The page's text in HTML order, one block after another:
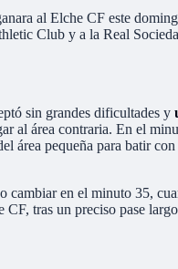
al Elche CF este
Club y a la Real
sin grandes dificultades y
al área contraria. En el
área pequeña para batir
en el minuto 35,
tras un preciso pase